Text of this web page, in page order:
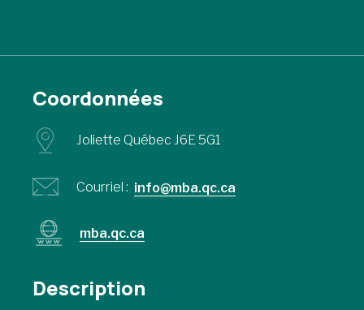
Coordonnées
Joliette Québec J6E 5G1
Courriel : info@mba.qc.ca
mba.qc.ca
Description